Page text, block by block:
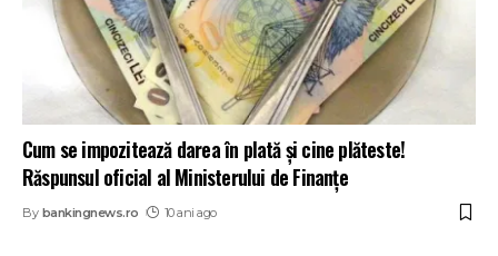
Cum se impozitează darea în plată și cine plăteste!
Răspunsul oficial al Ministerului de Finanțe
By bankingnews.ro 10 ani ago